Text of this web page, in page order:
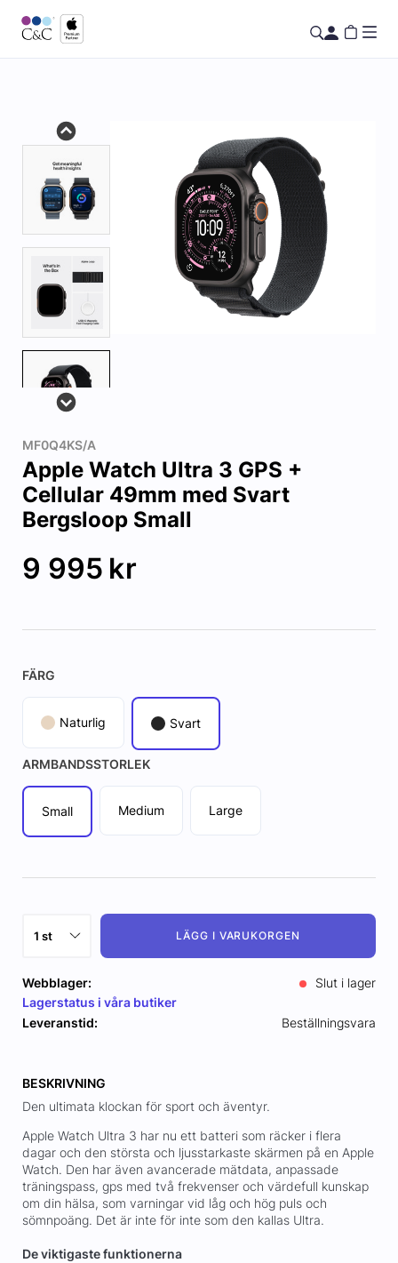
MF0Q4KS/A
Apple Watch Ultra 3 GPS +
Cellular 49mm med Svart
Bergsloop Small
9 995 kr
FÄRG
Naturlig Svart
ARMBANDSSTORLEK
Small Medium Large
LÄGG I VARUKORGEN
Webblager:
Slut i lager
Lagerstatus i våra butiker
Leveranstid:
Beställningsvara
BESKRIVNING
Den ultimata klockan för sport och äventyr.
Apple Watch Ultra 3 har nu ett batteri som räcker i flera
dagar och den största och ljusstarkaste skärmen på en Apple
Watch. Den har även avancerade mätdata, anpassade
träningspass, gps med två frekvenser och värdefull kunskap
om din hälsa, som varningar vid låg och hög puls och
sömnpoäng. Det är inte för inte som den kallas Ultra.
De viktigaste funktionerna